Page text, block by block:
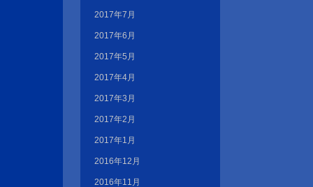
2017年7月
2017年6月
2017年5月
2017年4月
2017年3月
2017年2月
2017年1月
2016年12月
2016年11月